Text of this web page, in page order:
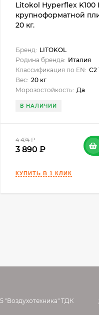
Litokol Hyperflex K100
крупноформатной
20 кг.
Бренд: LITOKOL
Родина бренда: Италия
Классификация по EN: C2
Вес: 20 кг
Морозостойкость: Да
В НАЛИЧИИ
4 474 ₽
3 890
"Воздухотехника" ТДК